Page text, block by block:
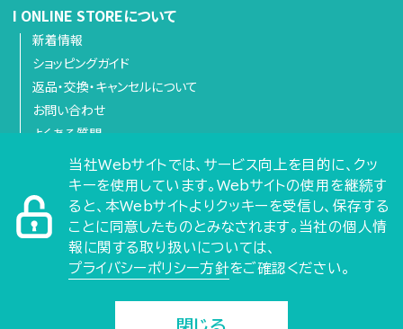
I ONLINE STOREについて
新着情報
ショッピングガイド
返品・交換・キャンセルについて
お問い合わせ
よくある質問
会社概要
求人情報
利用規約
プライバシーポリシー
特定商取引法に基づく表記
当社Webサイトでは、サービス向上を目的に、クッ
キーを使用しています。Webサイトの使用を継続す
ると、本Webサイトよりクッキーを受信し、保存する
ことに同意したものとみなされます。当社の個人情
報に関する取り扱いについては、
プライバシーポリシー方針をご確認ください。